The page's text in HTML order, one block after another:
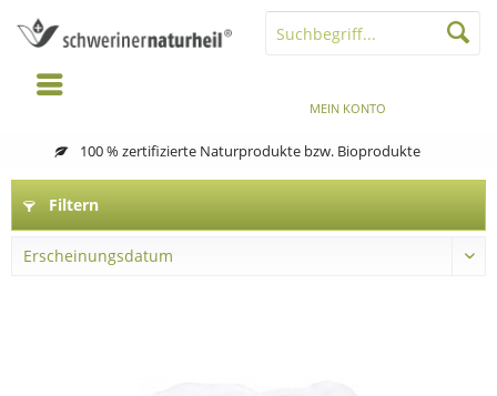
100 % zertifizierte Naturprodukte bzw. Bioprodukte
MEIN KONTO
Filtern